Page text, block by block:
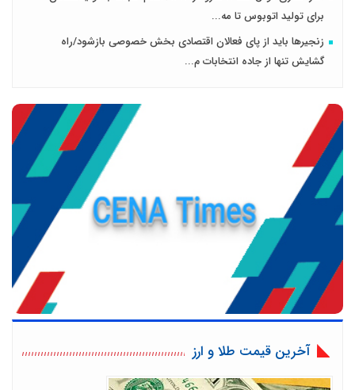
برای تولید اتوبوس تا مه...
زنجیرها باید از پای فعالان اقتصادی بخش خصوصی بازشود/راه
گشایش تنها از جاده انتخابات م...
آخرین قیمت طلا و ارز